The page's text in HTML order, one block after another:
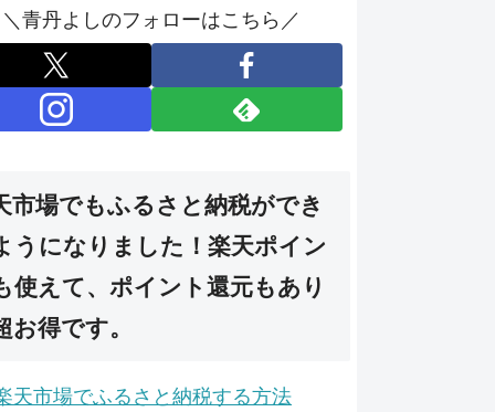
＼青丹よしのフォローはこちら／
市場でもふるさと納税ができ
うになりました！楽天ポイン
使えて、ポイント還元もあり
お得です。
天市場でふるさと納税する方法